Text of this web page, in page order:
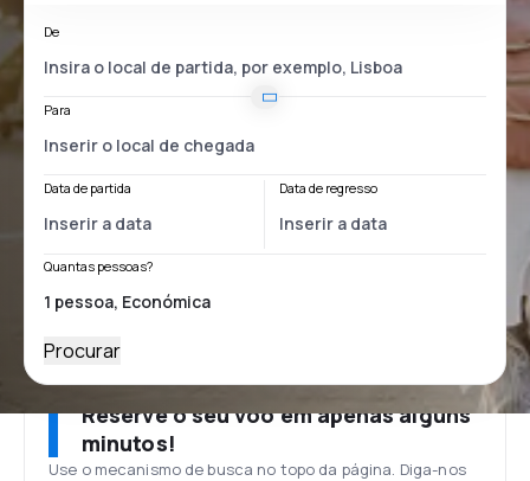
De
Para
Data de partida Data de regresso
Quantas pessoas?
Procurar
Reserve o seu voo em apenas alguns
minutos!
Use o mecanismo de busca no topo da página. Diga-nos